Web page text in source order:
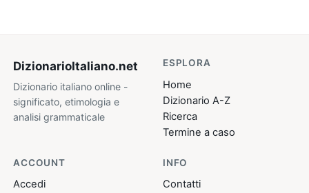
DizionarioItaliano.net
Dizionario italiano online -
significato, etimologia e
analisi grammaticale
ESPLORA
Home
Dizionario A-Z
Ricerca
Termine a caso
ACCOUNT
Accedi
INFO
Contatti